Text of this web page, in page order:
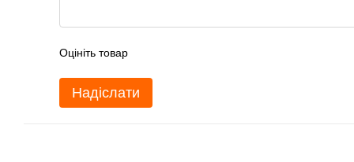
Оцініть товар
Надіслати